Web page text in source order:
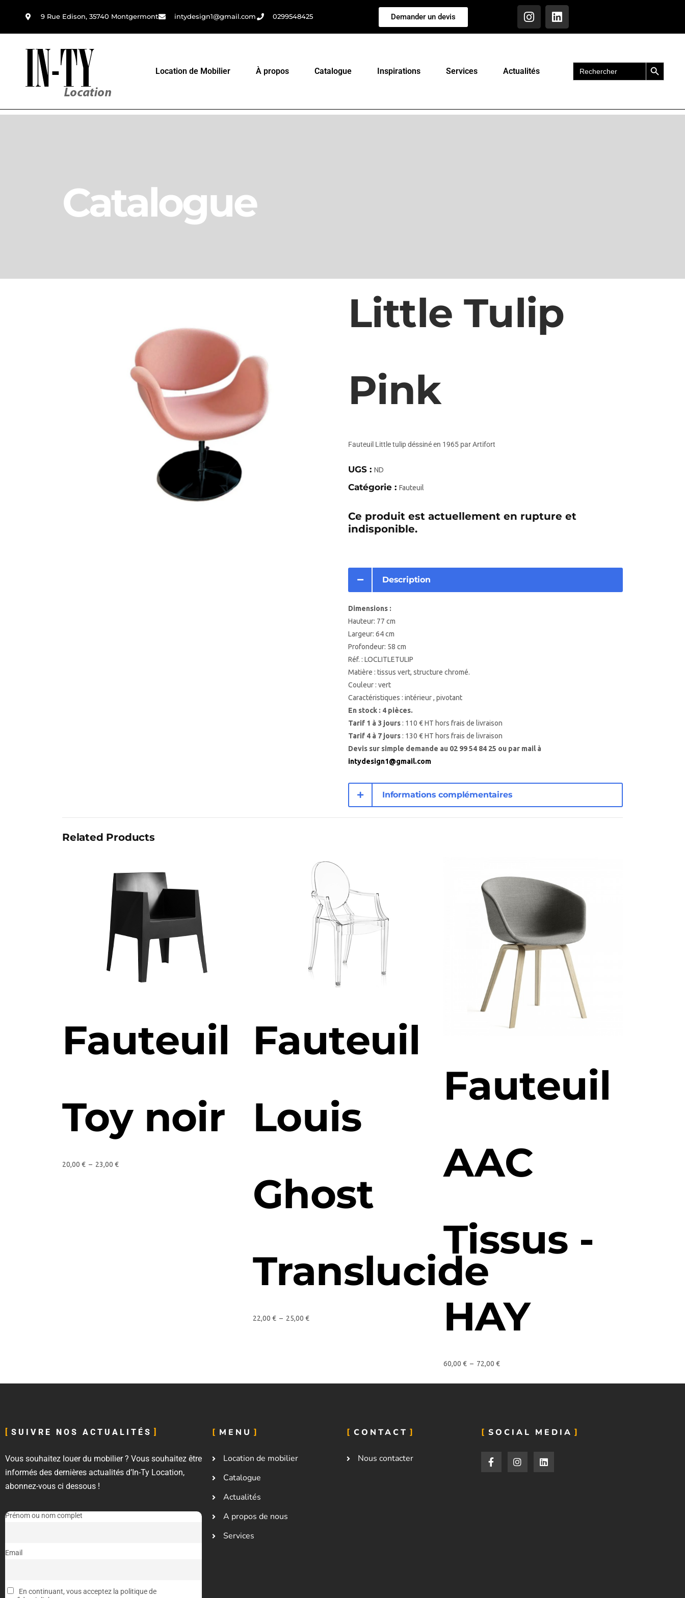
9 Rue Edison, 35740 Montgermont intydesign1@gmail.com 0299548425 Demander un devis
Location de Mobilier À propos Catalogue Inspirations Services Actualités
Search
for:
Search Button
Catalogue
Little Tulip
Pink
Fauteuil Little tulip déssiné en 1965 par Artifort
UGS : ND
Catégorie : Fauteuil
Ce produit est actuellement en rupture et
indisponible.
Description
Dimensions :
Hauteur: 77 cm
Largeur: 64 cm
Profondeur: 58 cm
Réf. : LOCLITLETULIP
Matière : tissus vert, structure chromé.
Couleur : vert
Caractéristiques : intérieur , pivotant
En stock : 4 pièces.
Tarif 1 à 3 jours : 110 € HT hors frais de livraison
Tarif 4 à 7 jours : 130 € HT hors frais de livraison
Devis sur simple demande au 02 99 54 84 25 ou par mail à
intydesign1@gmail.com
Informations complémentaires
Related Products
Fauteuil
Toy noir
20,00 € – 23,00 €
Fauteuil
Louis
Ghost
Translucide
22,00 € – 25,00 €
Fauteuil
AAC
Tissus -
HAY
60,00 € – 72,00 €
SUIVRE NOS ACTUALITÉS
Vous souhaitez louer du mobilier ? Vous souhaitez être
informés des dernières actualités d’In-Ty Location,
abonnez-vous ci dessous !
Prénom ou nom complet
Email
En continuant, vous acceptez la politique de
MENU
Location de mobilier
Catalogue
Actualités
A propos de nous
Services
CONTACT
Nous contacter
SOCIAL MEDIA